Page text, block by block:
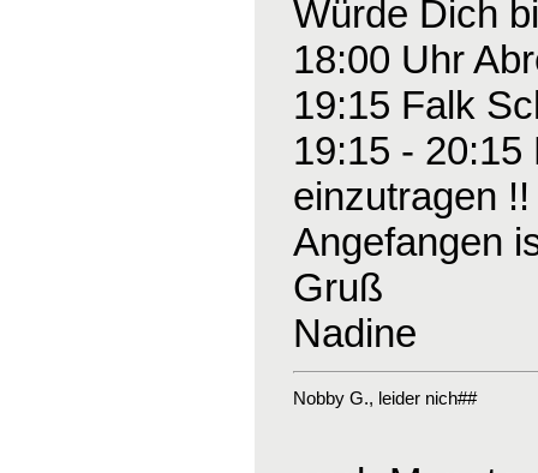
Würde Dich
18:00 Uhr
19:15 Falk
19:15 -
einzutragen !!
Angefangen
Gruß
Nadine
Nobby G., leider nich##